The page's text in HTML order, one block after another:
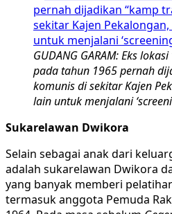
GUDANG GARAM: Eks
pada tahun 1965 pernah
komunis di sekitar Kajen
lain untuk menjalani
Sukarelawan Dwikora
Selain sebagai anak dari
adalah sukarelawan Dwikora
yang banyak memberi
termasuk anggota Pemuda